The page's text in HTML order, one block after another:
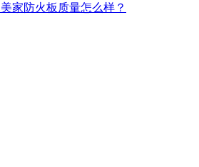
家防火板质量怎么样？